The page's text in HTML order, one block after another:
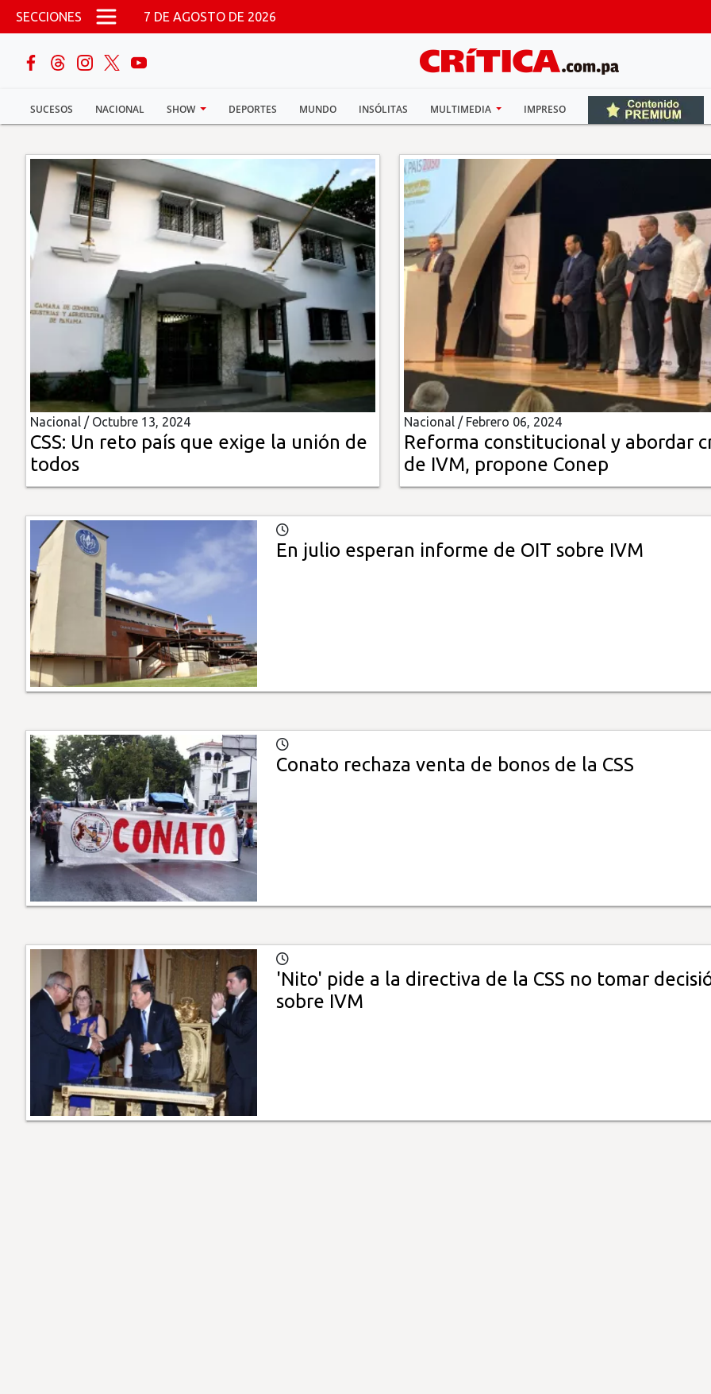
Pasar al contenido principal
SECCIONES 7 DE AGOSTO DE 2026
SUCESOS NACIONAL SHOW DEPORTES MUNDO INSÓLITAS MULTIMEDIA IMPRESO
buscar
Sucesos
Nacional
Política
Show
Insólitas
Multimedia
Impreso
Nacional / Octubre 13, 2024
CSS: Un reto país que exige la unión de
todos
Nacional / Febrero 06, 2024
Reforma constitucional y abordar
de IVM, propone Conep
En julio esperan informe de OIT sobre IVM
Conato rechaza venta de bonos de la CSS
'Nito' pide a la directiva de la CSS no tomar
sobre IVM